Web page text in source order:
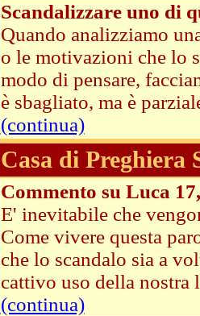
Scandalizzare uno di
Quando analizziamo
o le motivazioni che lo
modo di pensare,
è sbagliato, ma è
(continua)
Casa di Preghiera
Commento su Luca
E' inevitabile che
Come vivere questa
che lo scandalo sia a
cattivo uso della nostra
(continua)